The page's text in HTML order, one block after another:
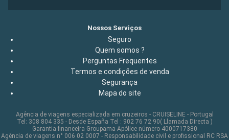
Nossos Serviços
Seguro
Quem somos ?
Perguntas Frequentes
Termos e condições de venda
Segurança
Mapa do site
Agência de viagens especializada em cruzeiros - CRUISELINE - Portugal
Tel: 308 804 335 - Desde España Tel : 902 76 72 90( Llamada Directa )
Garantia financeira Groupama Apólice número 4000717380
Agência de viagens n° 006 02 0007 - Responsabilidade civil e profissional RC RSA